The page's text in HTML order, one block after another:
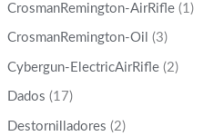
CrosmanRemington-AirRifle (1)
CrosmanRemington-Oil (3)
Cybergun-ElectricAirRifle (2)
Dados (17)
Destornilladores (2)